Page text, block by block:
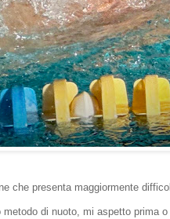
che presenta maggiormente
di nuoto, mi aspetto prima o